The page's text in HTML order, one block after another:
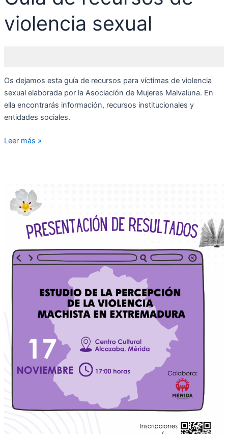
violencia sexual
Os dejamos esta guía de recursos para víctimas de violencia
sexual elaborada por la Asociación de Mujeres Malvaluna. En
ella encontrarás información, recursos institucionales y
entidades sociales.
Leer más »
Presentación
de
resultados
estudio
investigación
percepción
machista
Extremadura